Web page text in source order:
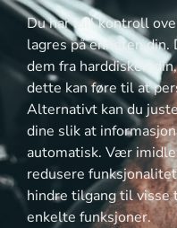
Du har full kontroll
lagres på enheten
dem fra harddisken
dette kan føre til at
Alternativt kan du
dine slik at
automatisk. Vær
redusere
hindre tilgang til
enkelte funksjoner.